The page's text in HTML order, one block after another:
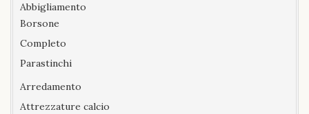
Abbigliamento
Borsone
Completo
Parastinchi
Arredamento
Attrezzature calcio